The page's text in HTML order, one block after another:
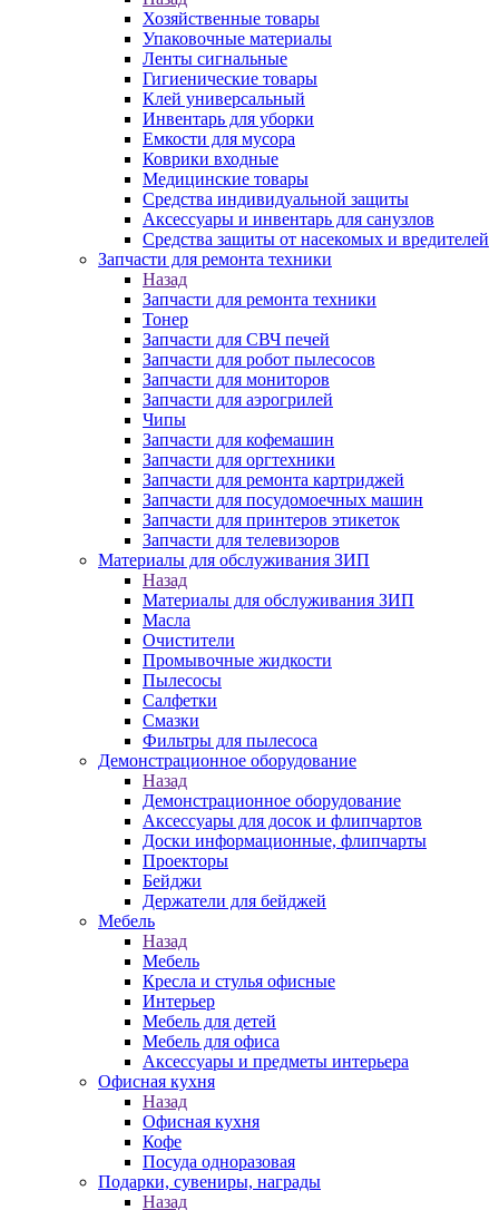
Хозяйственные товары
Упаковочные материалы
Ленты сигнальные
Гигиенические товары
Клей универсальный
Инвентарь для уборки
Емкости для мусора
Коврики входные
Медицинские товары
Средства индивидуальной защиты
Аксессуары и инвентарь для санузлов
Средства защиты от насекомых и вредителей
Запчасти для ремонта техники
Назад
Запчасти для ремонта техники
Тонер
Запчасти для СВЧ печей
Запчасти для робот пылесосов
Запчасти для мониторов
Запчасти для аэрогрилей
Чипы
Запчасти для кофемашин
Запчасти для оргтехники
Запчасти для ремонта картриджей
Запчасти для посудомоечных машин
Запчасти для принтеров этикеток
Запчасти для телевизоров
Материалы для обслуживания ЗИП
Назад
Материалы для обслуживания ЗИП
Масла
Очистители
Промывочные жидкости
Пылесосы
Салфетки
Смазки
Фильтры для пылесоса
Демонстрационное оборудование
Назад
Демонстрационное оборудование
Аксессуары для досок и флипчартов
Доски информационные, флипчарты
Проекторы
Бейджи
Держатели для бейджей
Мебель
Назад
Мебель
Кресла и стулья офисные
Интерьер
Мебель для детей
Мебель для офиса
Аксессуары и предметы интерьера
Офисная кухня
Назад
Офисная кухня
Кофе
Посуда одноразовая
Подарки, сувениры, награды
Назад